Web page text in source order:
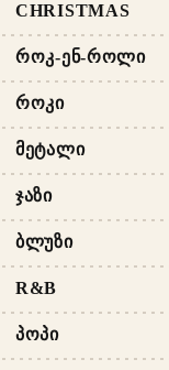
CHRISTMAS
ᲠᲝᲙ-ᲔᲜ-ᲠᲝᲚᲘ
ᲠᲝᲙᲘ
ᲛᲔᲢᲐᲚᲘ
ᲯᲐᲖᲘ
ᲑᲚᲣᲖᲘ
R&B
ᲞᲝᲞᲘ